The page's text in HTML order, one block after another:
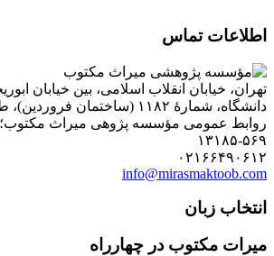
اطلاعات تماس
تهران، خیابان انقلاب اسلامی، بین خیابان
روابط عمومی مؤسسه پژوهی میراث
۵۶۹-۱۳۱۸۵
۰۲۱۶۶۴۹۰۶۱۲
info@mirasmaktoob.com
انتخاب زبان
میرات مکتوب در چهارراه